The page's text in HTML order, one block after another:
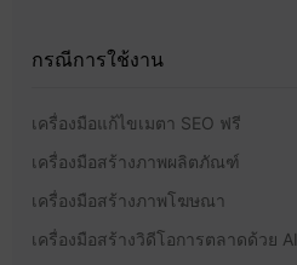
กรณีการใช้งาน
เครื่องมือแก้ไขเมตา SEO ฟรี
เครื่องมือสร้างภาพผลิตภัณฑ์
เครื่องมือสร้างภาพโฆษณา
เครื่องมือสร้างวิดีโอการตลาดด้วย AI